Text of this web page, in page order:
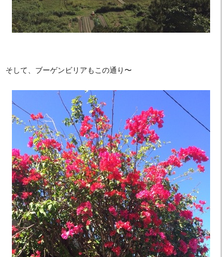
そして、ブーゲンビリアもこの通り〜